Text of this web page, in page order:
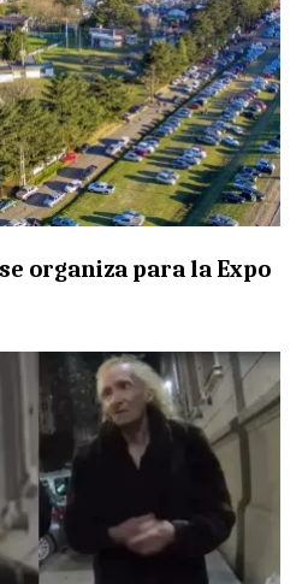
organiza para la Expo